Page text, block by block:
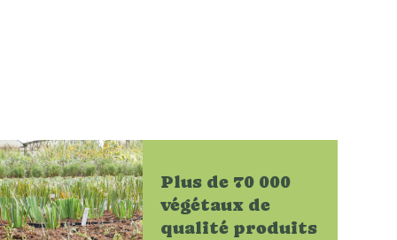
Plus de 70 000
végétaux de
qualité produits